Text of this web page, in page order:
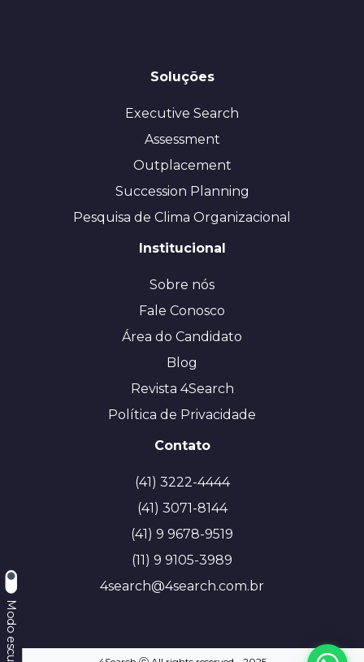
Modo escuro
Soluções
Executive Search
Assessment
Outplacement
Succession Planning
Pesquisa de Clima Organizacional
Institucional
Sobre nós
Fale Conosco
Área do Candidato
Blog
Revista 4Search
Política de Privacidade
Contato
(41) 3222-4444
(41) 3071-8144
(41) 9 9678-9519
(11) 9 9105-3989
4search@4search.com.br